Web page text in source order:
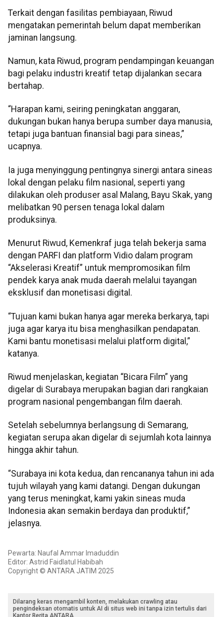
Terkait dengan fasilitas pembiayaan, Riwud
mengatakan pemerintah belum dapat memberikan
jaminan langsung.
Namun, kata Riwud, program pendampingan keuangan
bagi pelaku industri kreatif tetap dijalankan secara
bertahap.
“Harapan kami, seiring peningkatan anggaran,
dukungan bukan hanya berupa sumber daya manusia,
tetapi juga bantuan finansial bagi para sineas,”
ucapnya.
Ia juga menyinggung pentingnya sinergi antara sineas
lokal dengan pelaku film nasional, seperti yang
dilakukan oleh produser asal Malang, Bayu Skak, yang
melibatkan 90 persen tenaga lokal dalam
produksinya.
Menurut Riwud, Kemenkraf juga telah bekerja sama
dengan PARFI dan platform Vidio dalam program
“Akselerasi Kreatif” untuk mempromosikan film
pendek karya anak muda daerah melalui tayangan
eksklusif dan monetisasi digital.
“Tujuan kami bukan hanya agar mereka berkarya, tapi
juga agar karya itu bisa menghasilkan pendapatan.
Kami bantu monetisasi melalui platform digital,”
katanya.
Riwud menjelaskan, kegiatan “Bicara Film” yang
digelar di Surabaya merupakan bagian dari rangkaian
program nasional pengembangan film daerah.
Setelah sebelumnya berlangsung di Semarang,
kegiatan serupa akan digelar di sejumlah kota lainnya
hingga akhir tahun.
“Surabaya ini kota kedua, dan rencananya tahun ini ada
tujuh wilayah yang kami datangi. Dengan dukungan
yang terus meningkat, kami yakin sineas muda
Indonesia akan semakin berdaya dan produktif,”
jelasnya.
Pewarta: Naufal Ammar Imaduddin
Editor: Astrid Faidlatul Habibah
Copyright © ANTARA JATIM 2025
Dilarang keras mengambil konten, melakukan crawling atau
pengindeksan otomatis untuk AI di situs web ini tanpa izin tertulis dari
Kantor Berita ANTARA.